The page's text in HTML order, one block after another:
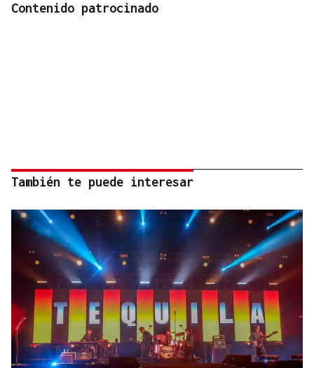
Contenido patrocinado
También te puede interesar